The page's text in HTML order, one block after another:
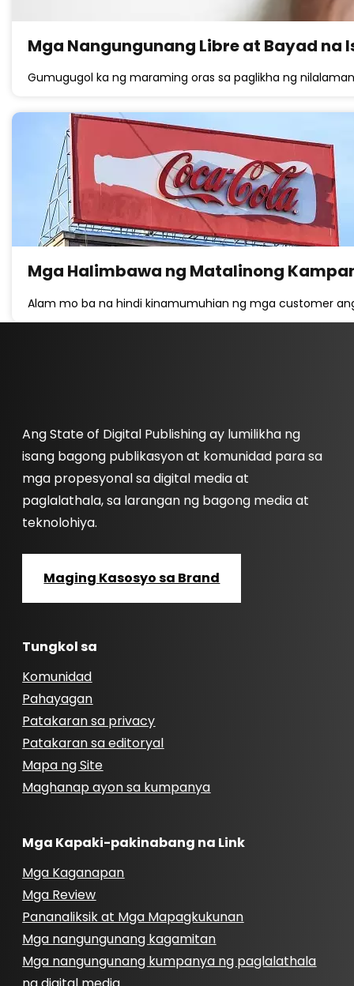
Mga Nangungunang Libre at Bayad
Gumugugol ka ng maraming oras sa paglikha ng
Mga Halimbawa ng Matalinong
Alam mo ba na hindi kinamumuhian ng mga customer
Ang State of Digital Publishing ay lumilikha ng
isang bagong publikasyon at komunidad para sa
mga propesyonal sa digital media at
paglalathala, sa larangan ng bagong media at
teknolohiya.
Maging Kasosyo sa Brand
Tungkol sa
Komunidad
Pahayagan
Patakaran sa privacy
Patakaran sa editoryal
Mapa ng Site
Maghanap ayon sa kumpanya
Mga Kapaki-pakinabang na Link
Mga Kaganapan
Mga Review
Pananaliksik at Mga Mapagkukunan
Mga nangungunang kagamitan
Mga nangungunang kumpanya ng paglalathala